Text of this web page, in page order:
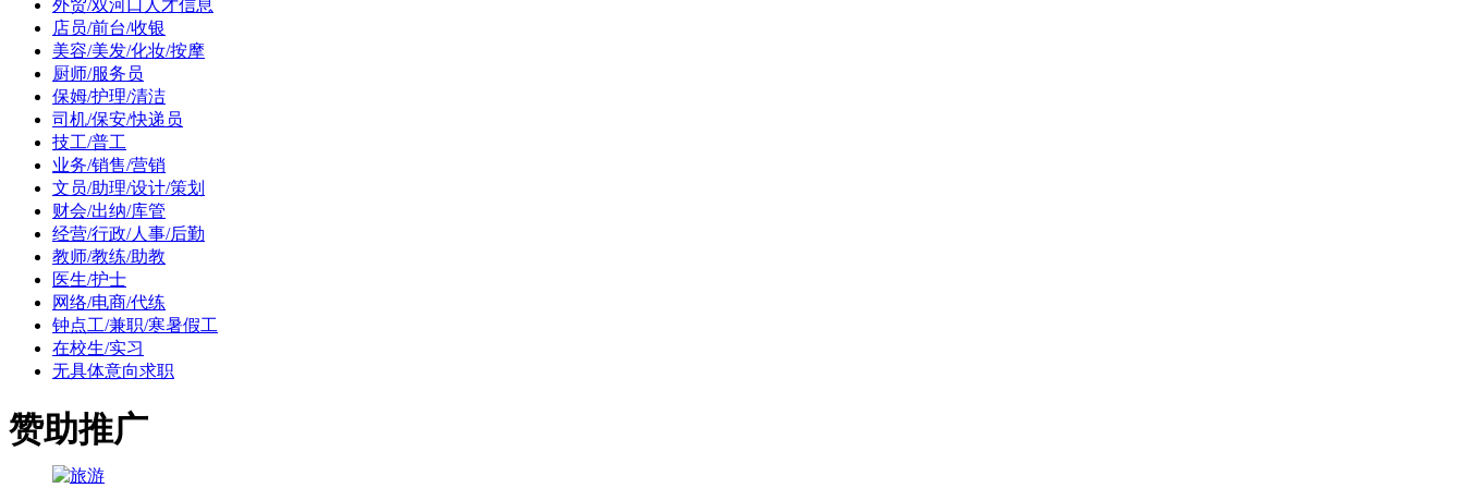
外贸/双河口人才信息
店员/前台/收银
美容/美发/化妆/按摩
厨师/服务员
保姆/护理/清洁
司机/保安/快递员
技工/普工
业务/销售/营销
文员/助理/设计/策划
财会/出纳/库管
经营/行政/人事/后勤
教师/教练/助教
医生/护士
网络/电商/代练
钟点工/兼职/寒暑假工
在校生/实习
无具体意向求职
赞助推广